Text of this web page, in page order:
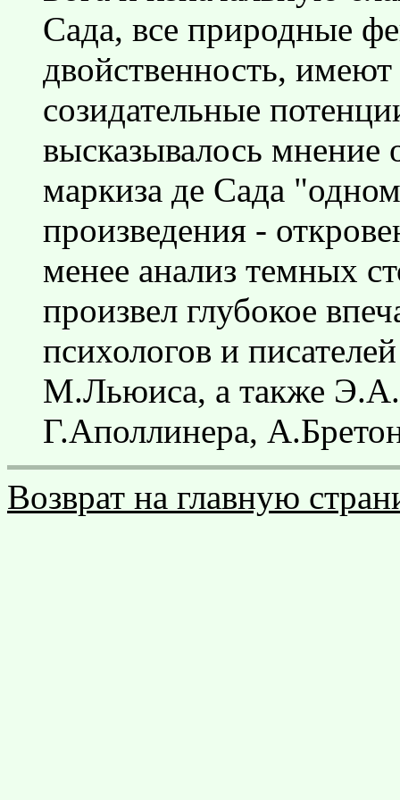
Сада, все природные
двойственность,
созидательные
высказывалось мнение
маркиза де Сада
произведения -
менее анализ темных
произвел глубокое
психологов и
М.Льюиса, а также
Г.Аполлинера,
Возврат на главную